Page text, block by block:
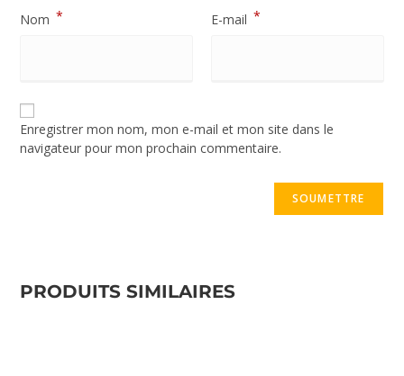
Nom * E-mail *
Enregistrer mon nom, mon e-mail et mon site dans le
navigateur pour mon prochain commentaire.
PRODUITS SIMILAIRES